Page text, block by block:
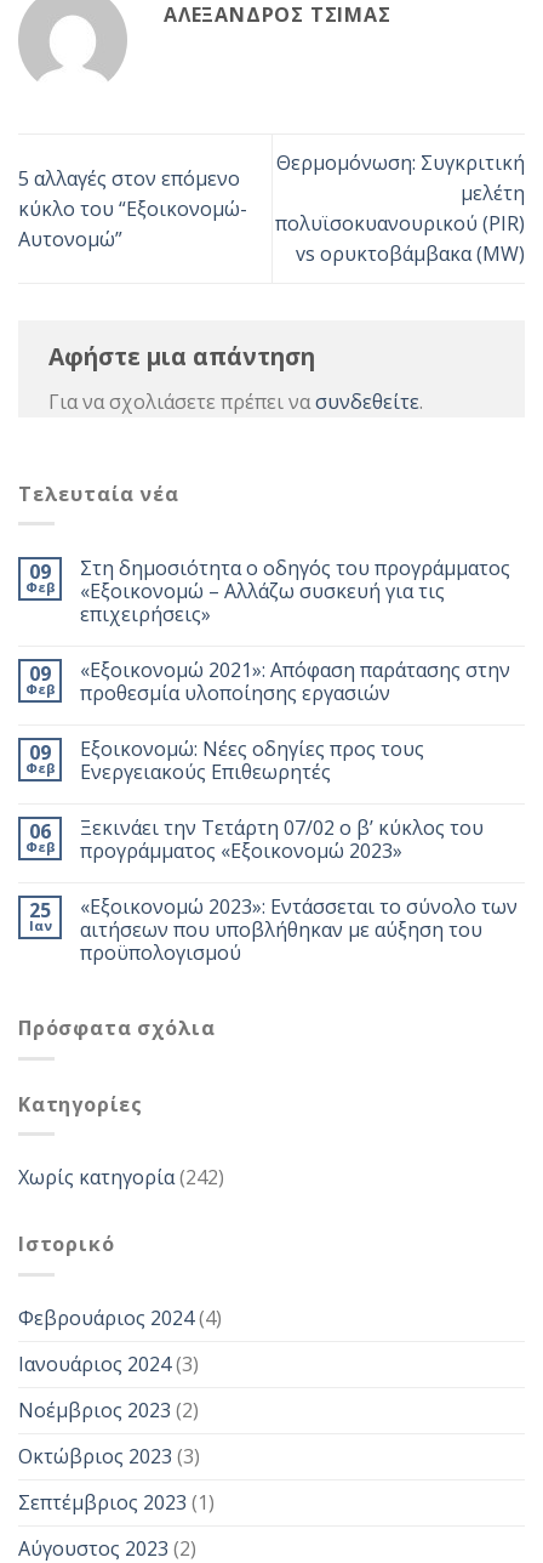
ΑΛΈΞΑΝΔΡΟΣ ΤΣΊΜΑΣ
5 αλλαγές στον επόμενο
κύκλο του “Εξοικονομώ-
Αυτονομώ”
Θερμομόνωση: Συγκριτική
μελέτη
πολυϊσοκυανουρικού (PIR)
vs ορυκτοβάμβακα (MW)
Αφήστε μια απάντηση
Για να σχολιάσετε πρέπει νασυνδεθείτε.
Τελευταία νέα
09
Φεβ
Στη δημοσιότητα ο οδηγός του προγράμματος
«Εξοικονομώ – Αλλάζω συσκευή για τις
επιχειρήσεις»
09
Φεβ
«Εξοικονομώ 2021»: Απόφαση παράτασης στην
προθεσμία υλοποίησης εργασιών
09
Φεβ
Εξοικονομώ: Νέες οδηγίες προς τους
Ενεργειακούς Επιθεωρητές
06
Φεβ
Ξεκινάει την Τετάρτη 07/02 ο β’ κύκλος του
προγράμματος «Εξοικονομώ 2023»
25
Ιαν
«Εξοικονομώ 2023»: Εντάσσεται το σύνολο των
αιτήσεων που υποβλήθηκαν με αύξηση του
προϋπολογισμού
Πρόσφατα σχόλια
Kατηγορίες
Χωρίς κατηγορία(242)
Ιστορικό
Φεβρουάριος 2024(4)
Ιανουάριος 2024(3)
Νοέμβριος 2023 (2)
Οκτώβριος 2023 (3)
Σεπτέμβριος 2023 (1)
Αύγουστος 2023 (2)